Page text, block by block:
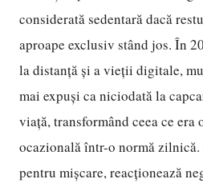
considerată sedentară dacă
aproape exclusiv stând jos. În
la distanță și a vieții digitale,
mai expuși ca niciodată la
viață, transformând ceea ce
ocazională într-o normă
pentru mișcare, reacționează